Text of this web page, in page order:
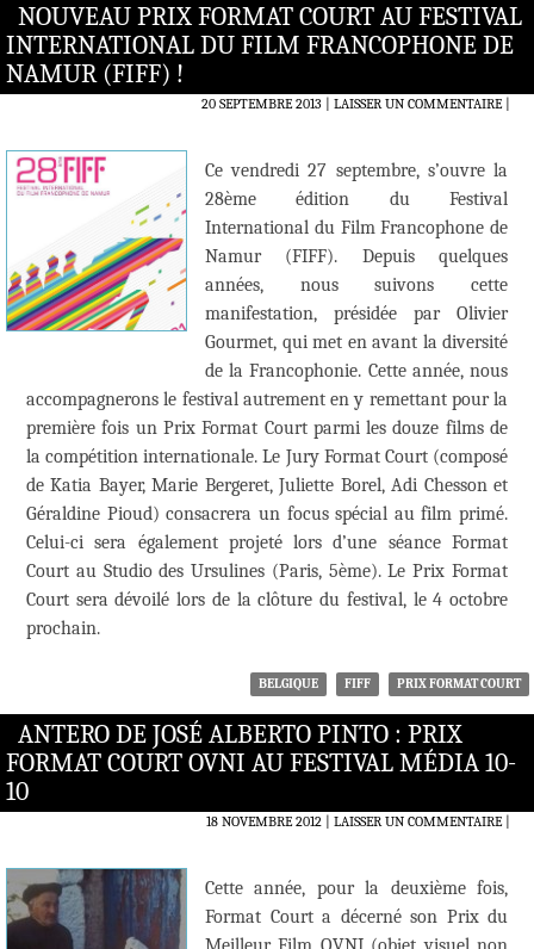
NOUVEAU PRIX FORMAT COURT AU FESTIVAL
INTERNATIONAL DU FILM FRANCOPHONE DE
NAMUR (FIFF) !
20 SEPTEMBRE 2013 LAISSER UN COMMENTAIRE|
Ce vendredi 27 septembre, s’ouvre la
28ème édition du Festival
International du Film Francophone de
Namur (FIFF). Depuis quelques
années, nous suivons cette
manifestation, présidée par Olivier
Gourmet, qui met en avant la diversité
de la Francophonie. Cette année, nous
accompagnerons le festival autrement en y remettant pour la
première fois un Prix Format Court parmi les douze films de
la compétition internationale. Le Jury Format Court (composé
de Katia Bayer, Marie Bergeret, Juliette Borel, Adi Chesson et
Géraldine Pioud) consacrera un focus spécial au film primé.
Celui-ci sera également projeté lors d’une séance Format
Court au Studio des Ursulines (Paris, 5ème). Le Prix Format
Court sera dévoilé lors de la clôture du festival, le 4 octobre
prochain.
BELGIQUE FIFF PRIX FORMAT COURT
ANTERO DE JOSÉ ALBERTO PINTO : PRIX
FORMAT COURT OVNI AU FESTIVAL MÉDIA 10-
10
18 NOVEMBRE 2012 LAISSER UN COMMENTAIRE|
Cette année, pour la deuxième fois,
Format Court a décerné son Prix du